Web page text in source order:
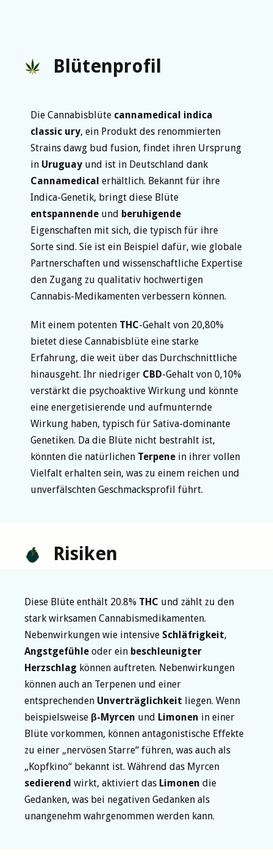
Blütenprofil
Die Cannabisblüte cannamedical indica
classic ury, ein Produkt des renommierten
Strains dawg bud fusion, findet ihren Ursprung
in Uruguay und ist in Deutschland dank
Cannamedical erhältlich. Bekannt für ihre
Indica-Genetik, bringt diese Blüte
entspannende und beruhigende
Eigenschaften mit sich, die typisch für ihre
Sorte sind. Sie ist ein Beispiel dafür, wie globale
Partnerschaften und wissenschaftliche Expertise
den Zugang zu qualitativ hochwertigen
Cannabis-Medikamenten verbessern können.
Mit einem potenten THC-Gehalt von 20,80%
bietet diese Cannabisblüte eine starke
Erfahrung, die weit über das Durchschnittliche
hinausgeht. Ihr niedriger CBD-Gehalt von 0,10%
verstärkt die psychoaktive Wirkung und könnte
eine energetisierende und aufmunternde
Wirkung haben, typisch für Sativa-dominante
Genetiken. Da die Blüte nicht bestrahlt ist,
könnten die natürlichen Terpene in ihrer vollen
Vielfalt erhalten sein, was zu einem reichen und
unverfälschten Geschmacksprofil führt.
Risiken
Diese Blüte enthält 20.8% THC und zählt zu den
stark wirksamen Cannabismedikamenten.
Nebenwirkungen wie intensive Schläfrigkeit,
Angstgefühle oder ein beschleunigter
Herzschlag können auftreten. Nebenwirkungen
können auch an Terpenen und einer
entsprechenden Unverträglichkeit liegen. Wenn
beispielsweise β-Myrcen und Limonen in einer
Blüte vorkommen, können antagonistische Effekte
zu einer „nervösen Starre“ führen, was auch als
„Kopfkino“ bekannt ist. Während das Myrcen
sedierend wirkt, aktiviert das Limonen die
Gedanken, was bei negativen Gedanken als
unangenehm wahrgenommen werden kann.